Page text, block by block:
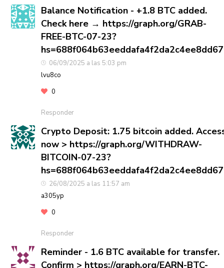
Balance Notification - +1.8 BTC added.
Check here → https://graph.org/GRAB-
FREE-BTC-07-23?
06/09/2025 a las 5:03 pm
lvu8co
0
Responder
Crypto Deposit: 1.75 bitcoin added.
now > https://graph.org/WITHDRAW-
BITCOIN-07-23?
26/08/2025 a las 11:57 am
a305yp
0
Responder
Reminder - 1.6 BTC available for transfer.
Confirm > https://graph.org/EARN-BTC-